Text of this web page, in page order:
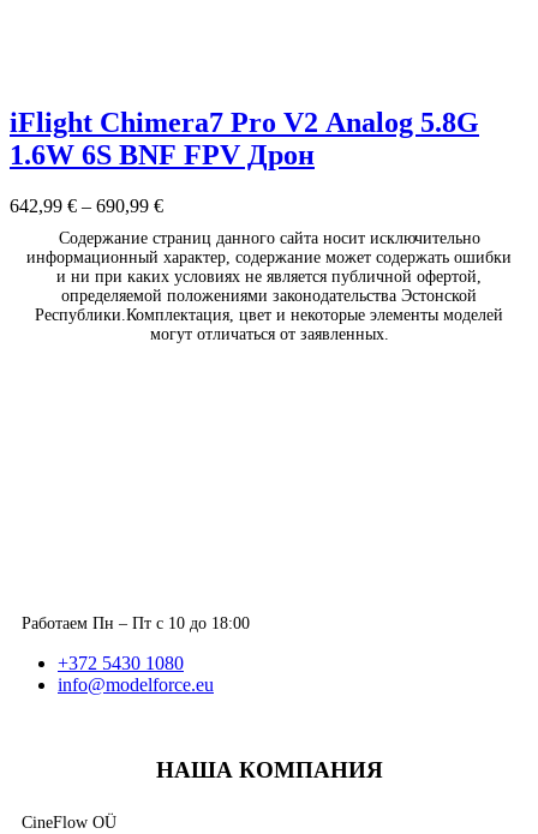
iFlight Chimera7 Pro V2 Analog 5.8G
1.6W 6S BNF FPV Дрон
642,99 € – 690,99 €
Содержание страниц данного сайта носит исключительно
информационный характер, содержание может содержать ошибки
и ни при каких условиях не является публичной офертой,
определяемой положениями законодательства Эстонской
Республики.Комплектация, цвет и некоторые элементы моделей
могут отличаться от заявленных.
Работаем Пн – Пт с 10 до 18:00
+372 5430 1080
info@modelforce.eu
НАША КОМПАНИЯ
CineFlow OÜ